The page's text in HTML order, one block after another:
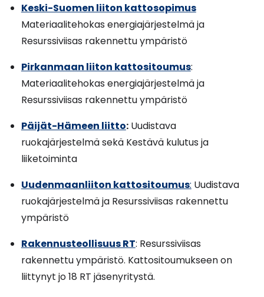
Keski-Suomen liiton kattosopimus
Materiaalitehokas energiajärjestelmä ja
Resurssiviisas rakennettu ympäristö
Pirkanmaan liiton kattositoumus:
Materiaalitehokas energiajärjestelmä ja
Resurssiviisas rakennettu ympäristö
Päijät-Hämeen liitto:Uudistava
ruokajärjestelmä sekä Kestävä kulutus ja
liiketoiminta
Uudenmaanliiton kattositoumus: Uudistava
ruokajärjestelmä ja Resurssiviisas rakennettu
ympäristö
Rakennusteollisuus RT: Resurssiviisas
rakennettu ympäristö. Kattositoumukseen on
liittynyt jo 18 RT jäsenyritystä.